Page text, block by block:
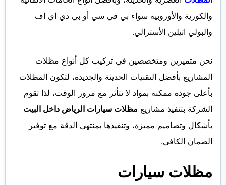
والكورية والأوروبية سواء بي في سي أو بي دي اي اف
والبولي اثيلين الأسترالي.
نحن متميزين ومتخصصين في تركيب كل أنواع مظلات
المشاريع بأفضل التقنيات الحديثة والجديدة، لتكون المظلات
بأعلى جودة ممكنة بمواد لا تتأثر مع مرور الوقت، لذا تقوم
الشركة بتنفيذ مشاريع مظلات سيارات الرياض داخل البيت
بأشكال وتصاميم مميزة، وتنفيذها بمنتهى الدقة مع توفير
الضمان الكافي.
مظلات سيارات